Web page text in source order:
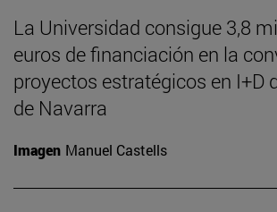
La Universidad consigue 3,8
euros de financiación en la
proyectos estratégicos en I+D
de Navarra
Imagen Manuel Castells